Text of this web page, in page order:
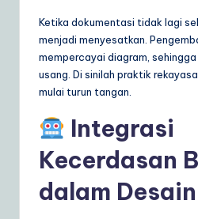
Ketika dokumentasi tidak lagi
menjadi menyesatkan.
mempercayai diagram,
usang. Di sinilah praktik
mulai turun tangan.
Integrasi
Kecerdasan
dalam Desain